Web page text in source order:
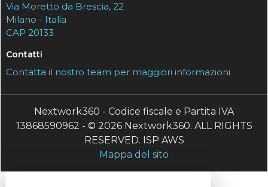
Via Moretto da Brescia, 22
Milano - Italia
CAP 20133
Contatti
Contatta il nostro team per maggiori informazioni
Nextwork360 - Codice fiscale e Partita IVA
13868590962 - © 2026 Nextwork360. ALL RIGHTS
RESERVED. ISP AWS
Mappa del sito